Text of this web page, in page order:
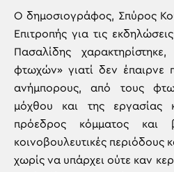
Ο δημοσιογράφος, Σπύρος
Επιτροπής για τις
Πασαλίδης
φτωχών» γιατί δεν έπαιρνε
ανήμπορους, από τους
μόχθου και της εργασίας
πρόεδρος κόμματος και
κοινοβουλευτικές περιόδους
χωρίς να υπάρχει ούτε καν